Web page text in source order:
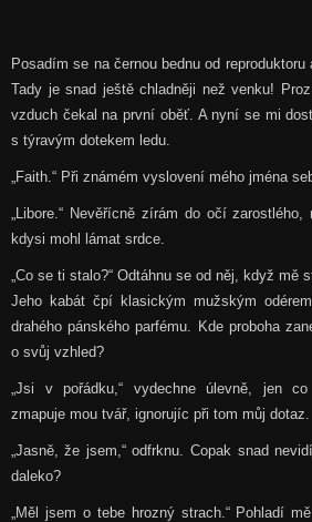
Posadím se na černou bednu od
Tady je snad ještě chladněji než venku!
vzduch čekal na první oběť. A nyní se mi
s týravým dotekem ledu.
„Faith.“ Při známém vyslovení mého jména
„Libore.“ Nevěřícně zírám do očí zarostlého,
kdysi mohl lámat srdce.
„Co se ti stalo?“ Odtáhnu se od něj, když mě
Jeho kabát čpí klasickým mužským
drahého pánského parfému. Kde proboha
o svůj vzhled?
„Jsi v pořádku,“ vydechne úlevně, jen
zmapuje mou tvář, ignorujíc při tom můj dotaz.
„Jasně, že jsem,“ odfrknu. Copak snad
daleko?
„Měl jsem o tebe hrozný strach.“ Pohladí